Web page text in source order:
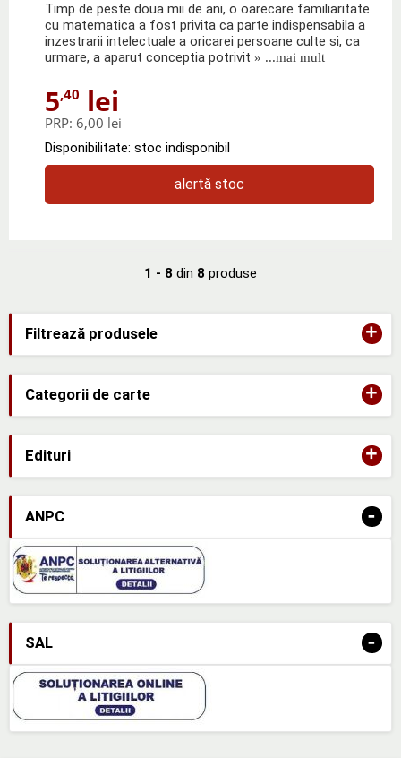
Filtrează produsele +
Categorii de carte +
Edituri +
ANPC -
SAL -
Timp de peste doua mii de ani, o oarecare familiaritate
cu matematica a fost privita ca parte indispensabila a
inzestrarii intelectuale a oricarei persoane culte si, ca
urmare, a aparut conceptia potrivit » ...mai mult
5,40 lei
PRP: 6,00 lei
Disponibilitate: stoc indisponibil
alertă stoc
1 - 8 din 8 produse